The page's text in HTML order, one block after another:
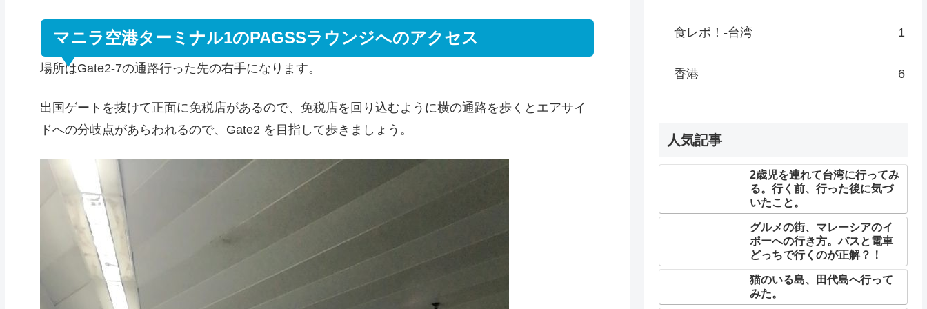
マニラ空港ターミナル1のPAGSSラウンジへのアクセス
場所はGate2-7の通路行った先の右手になります。
出国ゲートを抜けて正面に免税店があるので、免税店を回り込むように横の通路を歩くとエアサイ
ドへの分岐点があらわれるので、Gate2 を目指して歩きましょう。
食レポ！-台湾 1
香港 6
人気記事
2歳児を連れて台湾に行ってみ
る。行く前、行った後に気づ
いたこと。
グルメの街、マレーシアのイ
ポーへの行き方。バスと電車
どっちで行くのが正解？！
猫のいる島、田代島へ行って
みた。